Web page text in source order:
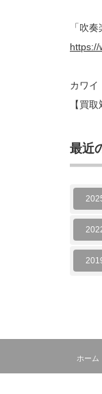
「吹
https://
カワイ
【買
最近
ホーム